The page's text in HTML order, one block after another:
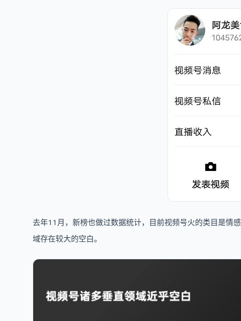
去年11月，新榜也做过数据统计，目前视频号火的类目是情
域存在较大的空白。